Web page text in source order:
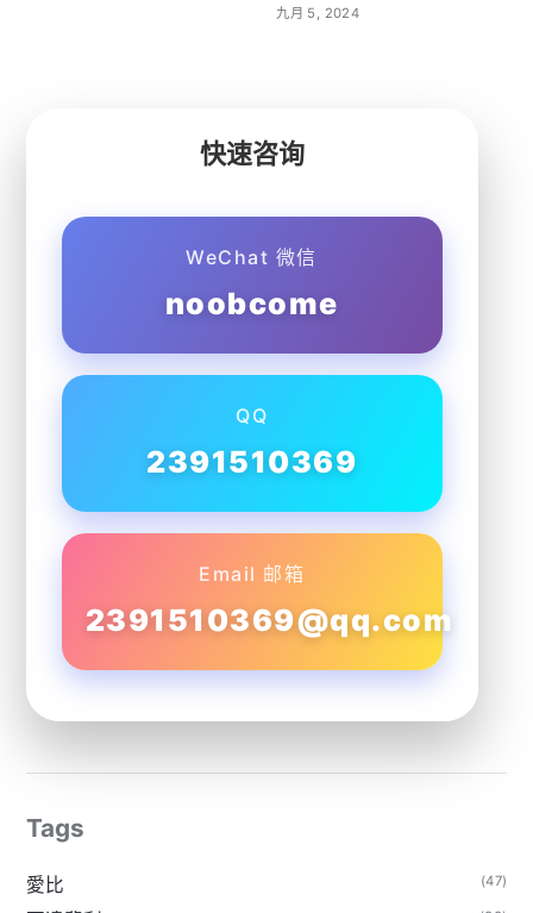
九月 5, 2024
快速咨询
WeChat 微信
noobcome
QQ
2391510369
Email 邮箱
2391510369@qq.com
Tags
愛比 (47)